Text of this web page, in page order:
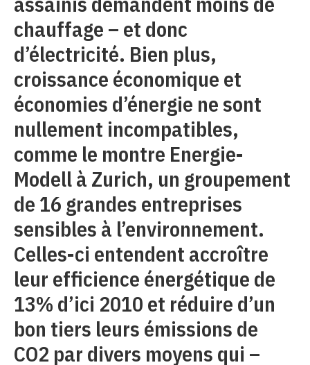
chauffage – et donc
d’électricité. Bien plus,
croissance économique et
économies d’énergie ne sont
nullement incompatibles,
comme le montre Energie-
Modell à Zurich, un groupement
de 16 grandes entreprises
sensibles à l’environnement.
Celles-ci entendent accroître
leur efficience énergétique de
13% d’ici 2010 et réduire d’un
bon tiers leurs émissions de
CO2 par divers moyens qui –